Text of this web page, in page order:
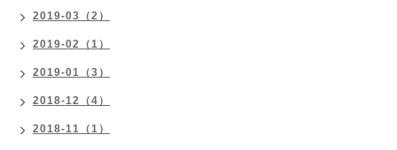
2019-03（2）
2019-02（1）
2019-01（3）
2018-12（4）
2018-11（1）